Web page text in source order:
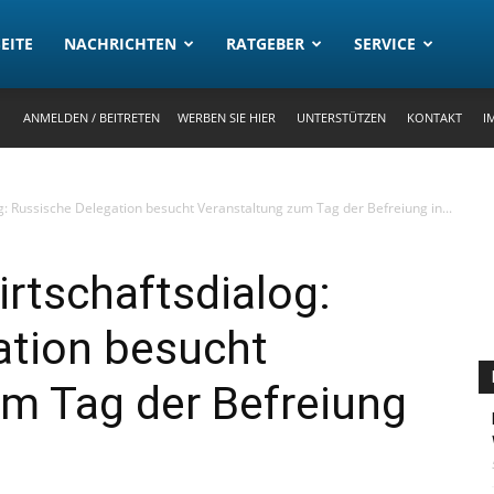
NACHRICHTEN RATGEBER SERVICE
ANMELDEN / BEITRETEN WERBEN SIE HIER UNTERSTÜTZEN KONTAKT
Russische Delegation besucht Veranstaltung zum Tag der Befreiung in...
besucht
Tag der Befreiung